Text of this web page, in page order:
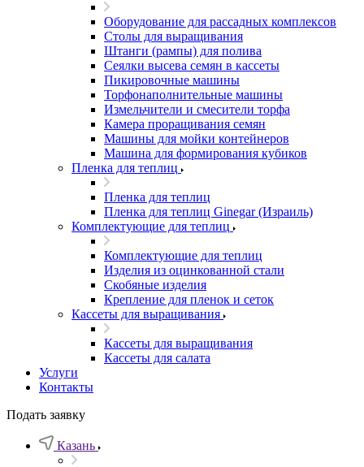
Оборудование для рассадных комплексов
Столы для выращивания
Штанги (рампы) для полива
Сеялки высева семян в кассеты
Пикировочные машины
Торфонаполнительные машины
Измельчители и смесители торфа
Камера проращивания семян
Машины для мойки контейнеров
Машина для формирования кубиков
Пленка для теплиц
Пленка для теплиц
Пленка для теплиц Ginegar (Израиль)
Комплектующие для теплиц
Комплектующие для теплиц
Изделия из оцинкованной стали
Скобяные изделия
Крепление для пленок и сеток
Кассеты для выращивания
Кассеты для выращивания
Кассеты для салата
Услуги
Контакты
Подать заявку
Казань